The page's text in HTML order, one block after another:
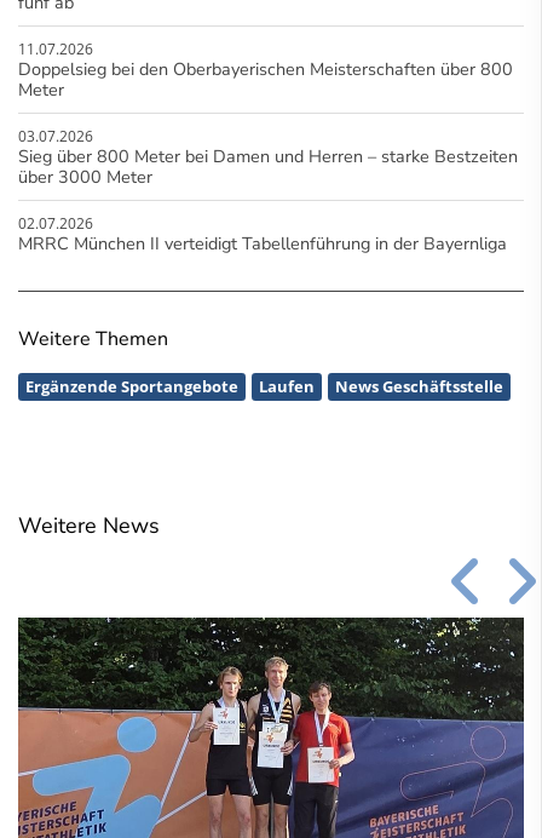
11.07.2026
Doppelsieg bei den Oberbayerischen Meisterschaften über 800
Meter
03.07.2026
Sieg über 800 Meter bei Damen und Herren – starke Bestzeiten
über 3000 Meter
02.07.2026
MRRC München II verteidigt Tabellenführung in der Bayernliga
Weitere Themen
Ergänzende Sportangebote Laufen News Geschäftsstelle
Weitere News